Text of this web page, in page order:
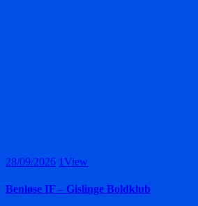
28/09/2026 1View
Benløse IF – Gislinge Boldklub